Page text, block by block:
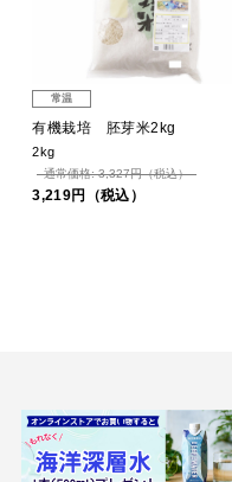
常温
有機栽培 胚芽米2kg
2kg
通常価格: 3,327円（税込）
3,219円（税込）